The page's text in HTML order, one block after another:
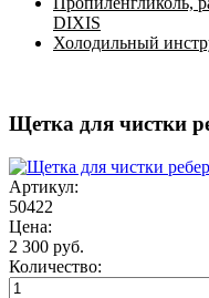
DIXIS
Холодильный
Щетка для чистки
Артикул:
50422
Цена:
2 300 руб.
Количество: